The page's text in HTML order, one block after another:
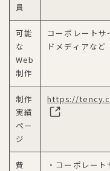
員
可能
な
Web
制作
コーポレート
ドメディアなど
制作
実績
ペー
ジ
https://
費
・コーポレー